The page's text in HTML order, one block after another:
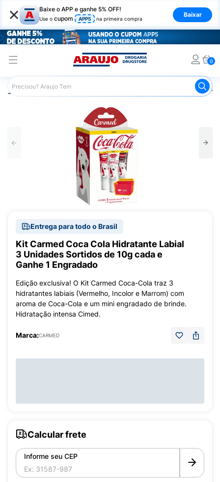
× Baixe o APP e ganhe 5% OFF!
Use o cupom APP5 na primeira compra
Baixar
0
Araujo Beleza e Cuidados Cuidados com o Rosto
Entrega para todo o Brasil
Kit Carmed Coca Cola Hidratante Labial
3 Unidades Sortidos de 10g cada e
Ganhe 1 Engradado
Edição exclusiva! O Kit Carmed Coca-Cola traz 3
hidratantes labiais (Vermelho, Incolor e Marrom) com
aroma de Coca-Cola e um mini engradado de brinde.
Hidratação intensa Cimed.
Marca:CARMED
Calcular frete
Informe seu CEP